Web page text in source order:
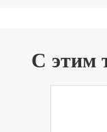
С этим